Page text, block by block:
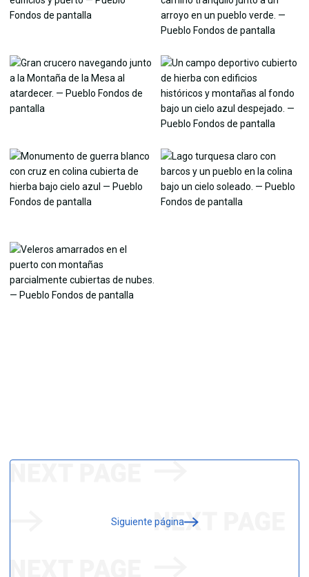
Siguiente página